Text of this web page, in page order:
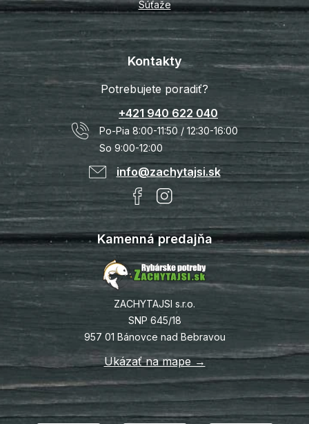
Súťaže
Kontakty
Potrebujete poradiť?
+421 940 622 040
Po-Pia 8:00-11:50 / 12:30-16:00
So 9:00-12:00
info@zachytajsi.sk
Kamenná predajňa
ZACHYTAJSI s.r.o.
SNP 645/18
957 01 Bánovce nad Bebravou
Ukázať na mape →